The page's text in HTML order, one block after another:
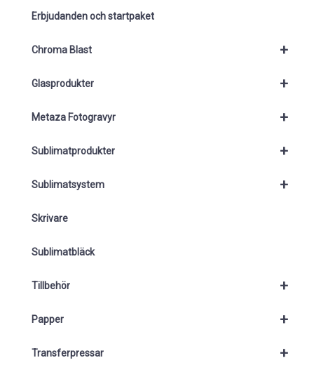
Erbjudanden och startpaket
+
Chroma Blast
+
Glasprodukter
+
Metaza Fotogravyr
+
Sublimatprodukter
+
Sublimatsystem
Skrivare
Sublimatbläck
+
Tillbehör
+
Papper
+
Transferpressar